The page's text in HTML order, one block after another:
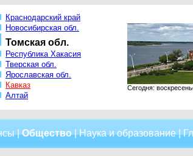
Краснодарский край
Новосибирская обл.
Томская обл.
Республика Хакасия
Тверская обл.
Ярославская обл.
Кавказ
Алтай
Сегодня:
|Общество|Наука и образование|